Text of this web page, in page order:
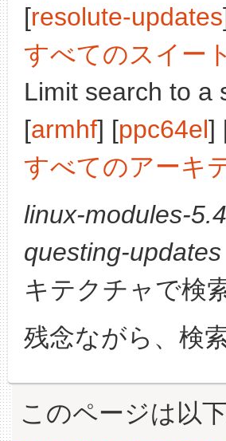
[resolute-updates
すべてのスイート
Limit search to a
[armhf] [ppc64el]
すべてのアーキ
linux-modules-
questing-updates
キテクチャで検
残念ながら、検
このページは以